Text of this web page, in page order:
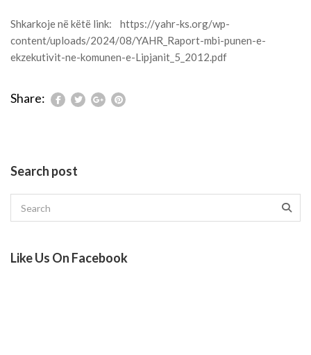
Shkarkoje në këtë link: https://yahr-ks.org/wp-
content/uploads/2024/08/YAHR_Raport-mbi-punen-e-
ekzekutivit-ne-komunen-e-Lipjanit_5_2012.pdf
Share:
Search post
Like Us On Facebook